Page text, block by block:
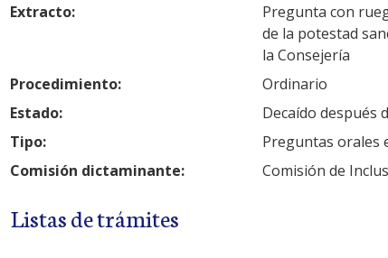
Extracto:
Pregunta con
de la potestad
la Consejería
Procedimiento:
Ordinario
Estado:
Decaído después
Tipo:
Preguntas orales
Comisión dictaminante:
Comisión de
Listas de trámites